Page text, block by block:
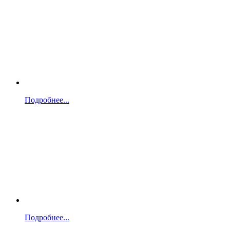
Подробнее...
Подробнее...